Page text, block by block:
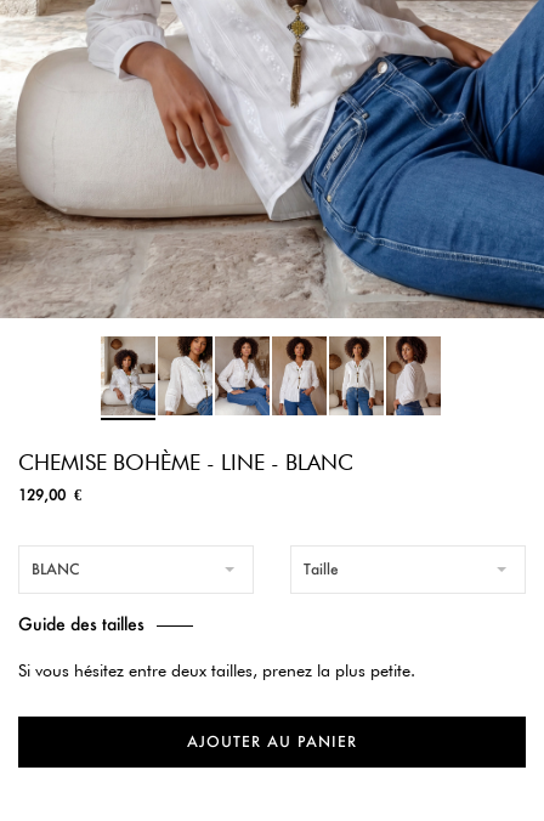
CHEMISE BOHÈME - LINE - BLANC
129,00 €
BLANC Taille
Guide des tailles
Si vous hésitez entre deux tailles, prenez la plus petite.
AJOUTER AU PANIER